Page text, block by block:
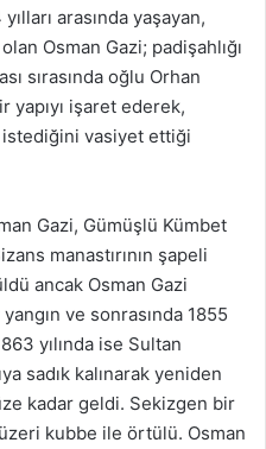
arasında yaşayan,
Osman Gazi; padişahlığı
sırasında oğlu Orhan
yapıyı işaret ederek,
vasiyet ettiği
Gazi, Gümüşlü Kümbet
manastırının şapeli
ancak Osman Gazi
ve sonrasında 1855
yılında ise Sultan
sadık kalınarak yeniden
kadar geldi. Sekizgen bir
kubbe ile örtülü. Osman